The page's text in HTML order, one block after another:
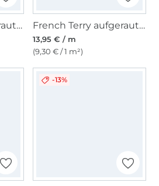
French Terry aufgeraut, violett French Terry aufgeraut, pink
13,95 € / m
(9,30 € / 1 m²)
-13%